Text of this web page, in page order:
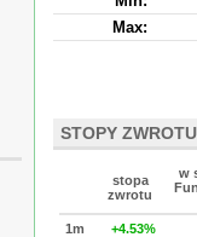
Max:
STOPY ZWROTU
stopa
zwrotu
w
1m
+4.53%